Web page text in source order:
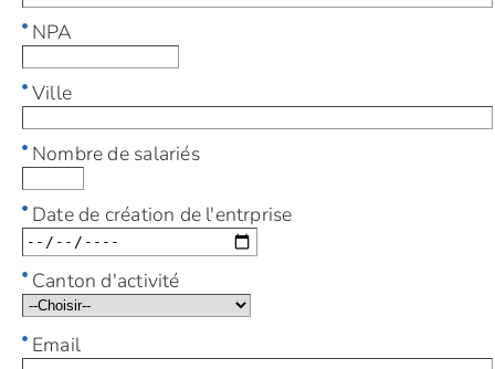
NPA
Ville
Nombre de salariés
Date de création de l'entrprise
Canton d'activité
Email